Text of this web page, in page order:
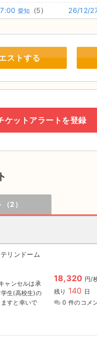
愛知 (5) 26/12/
ストする
ケットアラートを登録
2）
リンドーム
ャンセルは承
生(高校生)の
すと幸いで
18,320 円/
残り 140 日
0 件のコメ